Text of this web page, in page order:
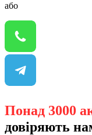
або
Понад 3000
довіряють